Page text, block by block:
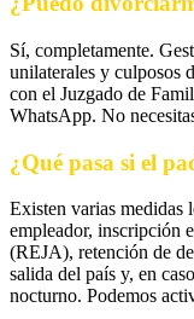
Sí, completamente.
unilaterales y culposos
con el Juzgado de
WhatsApp. No
¿Qué pasa si el
Existen varias medidas
empleador, inscripción
(REJA), retención de
salida del país y, en
nocturno. Podemos